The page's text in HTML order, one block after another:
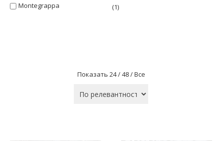
Montegrappa
(1)
Показать 24 /48 /Все